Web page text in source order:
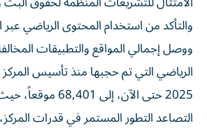
والتأكد من استخدام المحتوى الرياضي
ووصل إجمالي المواقع والتطبيقات
الرياضي التي تم حجبها منذ تأسيس
2025 حتى الآن، إلى
التصاعد التطور المستمر في قدرات